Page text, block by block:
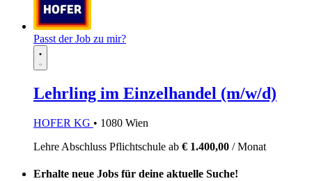
Passt der Job zu mir?
Lehrling im Einzelhandel (m/w/d)
HOFER KG • 1080 Wien
Lehre Abschluss Pflichtschule ab € 1.400,00 / Monat
Erhalte neue Jobs für deine aktuelle Suche!